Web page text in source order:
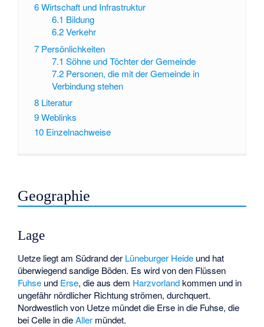
6Wirtschaft und Infrastruktur
6.1 Bildung
6.2 Verkehr
7 Persönlichkeiten
7.1 Söhne und Töchter der Gemeinde
7.2 Personen, die mit der Gemeinde in
Verbindung stehen
8 Literatur
9Weblinks
10 Einzelnachweise
Geographie
Lage
Uetze liegt am Südrand der Lüneburger Heide und hat
überwiegend sandige Böden. Es wird von den Flüssen
Fuhse und Erse, die aus dem Harzvorlandkommen und in
ungefähr nördlicher Richtung strömen, durchquert.
Nordwestlich von Uetze mündet die Erse in die Fuhse, die
bei Celle in dieAller mündet.